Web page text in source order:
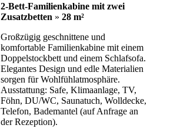
2-Bett-Familienkabine mit zwei
Zusatzbetten » 28 m²
Großzügig geschnittene und
komfortable Familienkabine mit einem
Doppelstockbett und einem Schlafsofa.
Elegantes Design und edle Materialien
sorgen für Wohlfühlatmosphäre.
Ausstattung: Safe, Klimaanlage, TV,
Föhn, DU/WC, Saunatuch, Wolldecke,
Telefon, Bademantel (auf Anfrage an
der Rezeption).